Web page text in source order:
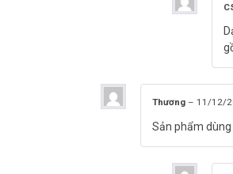
Thương – 11/12/
Sản phẩm